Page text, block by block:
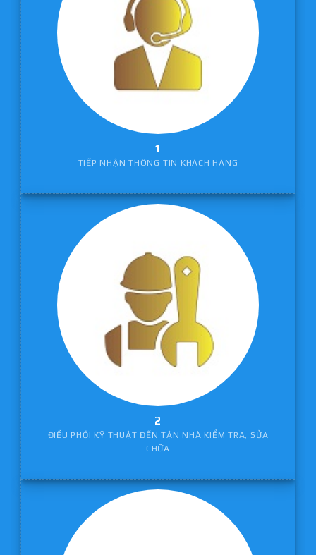
1
TIẾP NHẬN THÔNG TIN KHÁCH HÀNG
2
ĐIỀU PHỐI KỸ THUẬT ĐẾN TẬN NHÀ KIỂM TRA, SỬA
CHỮA